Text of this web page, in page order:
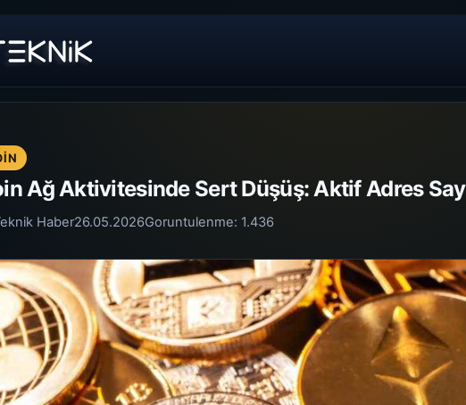
Ağ Aktivitesinde Sert Düşüş: Aktif Adres
Haber26.05.2026Goruntulenme: 1.436